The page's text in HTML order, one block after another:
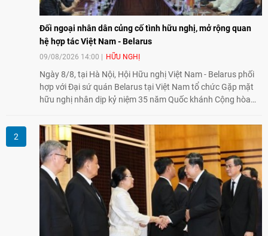
Đối ngoại nhân dân củng cố tình hữu nghị, mở rộng quan
hệ hợp tác Việt Nam - Belarus
09/08/2026 14:00 HỮU NGHỊ
Ngày 8/8, tại Hà Nội, Hội Hữu nghị Việt Nam - Belarus phối
hợp với Đại sứ quán Belarus tại Việt Nam tổ chức Gặp mặt
hữu nghị nhân dịp kỷ niệm 35 năm Quốc khánh Cộng hòa
nhân dân trong củng cố tình hữu nghị, mở rộng hợp tác thiết
thực và làm sâu sắc quan hệ Đối tác chiến lược Việt Nam -
Belarus.